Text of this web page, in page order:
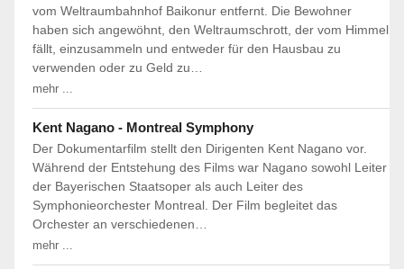
vom Weltraumbahnhof Baikonur entfernt. Die Bewohner
haben sich angewöhnt, den Weltraumschrott, der vom Himmel
fällt, einzusammeln und entweder für den Hausbau zu
verwenden oder zu Geld zu…
mehr ...
Kent Nagano - Montreal Symphony
Der Dokumentarfilm stellt den Dirigenten Kent Nagano vor.
Während der Entstehung des Films war Nagano sowohl Leiter
der Bayerischen Staatsoper als auch Leiter des
Symphonieorchester Montreal. Der Film begleitet das
Orchester an verschiedenen…
mehr ...